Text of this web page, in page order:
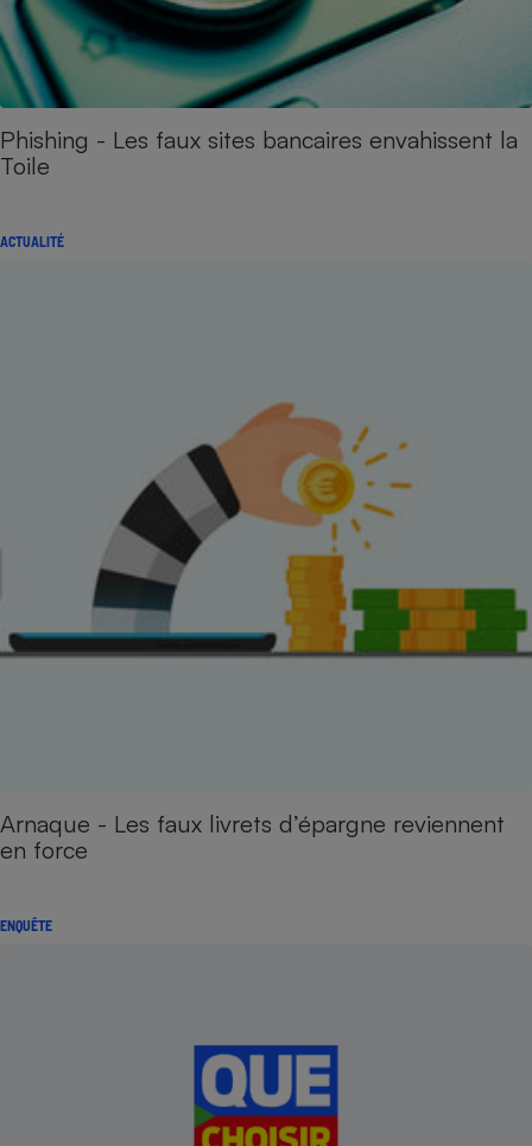
Phishing - Les faux sites bancaires envahissent la
Toile
ACTUALITÉ
Arnaque - Les faux livrets d’épargne reviennent
en force
ENQUÊTE